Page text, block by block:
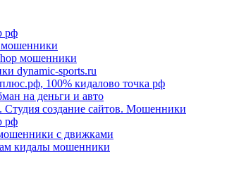
рф
мошенники
dynamic-sports.ru
100% кидалово точка рф
на деньги и авто
Студия создание сайтов. Мошенники
рф
с движками
кидалы мошенники